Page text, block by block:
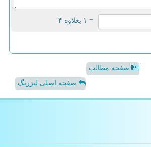
= ۱ بعلاوه ۴
صفحه مطالب
صفحه اصلی لیزرتگ